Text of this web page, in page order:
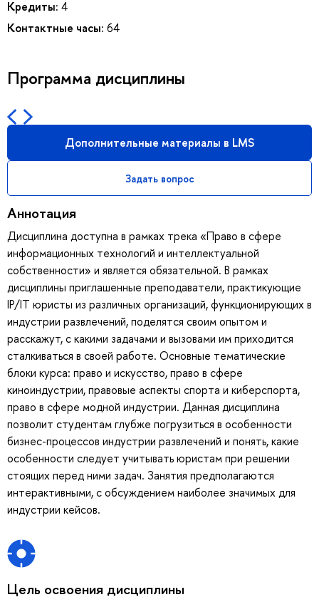
Кредиты: 4
Контактные часы: 64
Программа дисциплины
Дополнительные материалы в LMS
Задать вопрос
Аннотация
Дисциплина доступна в рамках трека «Право в сфере
информационных технологий и интеллектуальной
собственности» и является обязательной. В рамках
дисциплины приглашенные преподаватели, практикующие
IP/IT юристы из различных организаций, функционирующих в
индустрии развлечений, поделятся своим опытом и
расскажут, с какими задачами и вызовами им приходится
сталкиваться в своей работе. Основные тематические
блоки курса: право и искусство, право в сфере
киноиндустрии, правовые аспекты спорта и киберспорта,
право в сфере модной индустрии. Данная дисциплина
позволит студентам глубже погрузиться в особенности
бизнес-процессов индустрии развлечений и понять, какие
особенности следует учитывать юристам при решении
стоящих перед ними задач. Занятия предполагаются
интерактивными, с обсуждением наиболее значимых для
индустрии кейсов.
Цель освоения дисциплины